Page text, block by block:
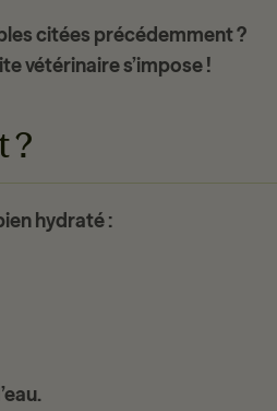
citées précédemment ?
vétérinaire s’impose !
?
hydraté :